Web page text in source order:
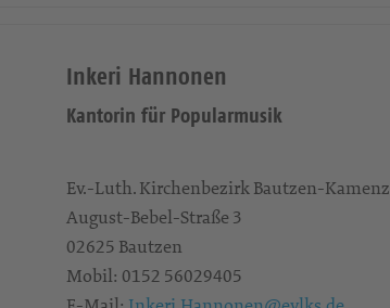
Inkeri Hannonen
Kantorin für Popularmusik
Ev.-Luth. Kirchenbezirk Bautzen-Kamenz
August-Bebel-Straße 3
02625 Bautzen
Mobil: 0152 56029405